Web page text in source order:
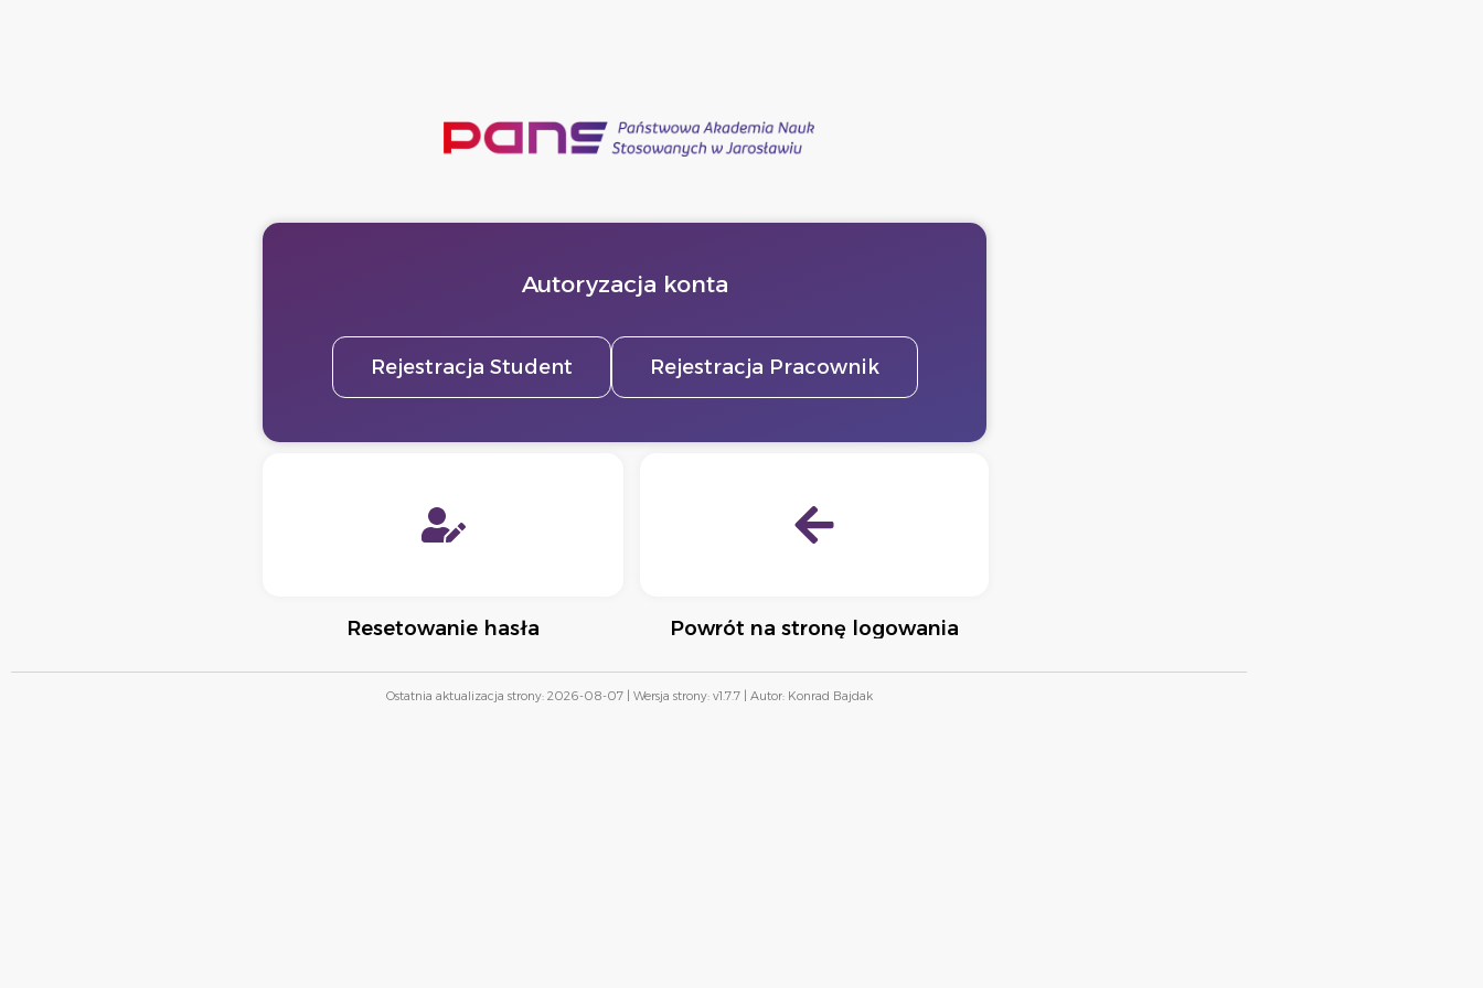
Autoryzacja konta
Rejestracja Student Rejestracja Pracownik
Resetowanie hasła Powrót na stronę logowania
Ostatnia aktualizacja strony: 2026-08-07 | Wersja strony: v1.7.7 | Autor: Konrad Bajdak